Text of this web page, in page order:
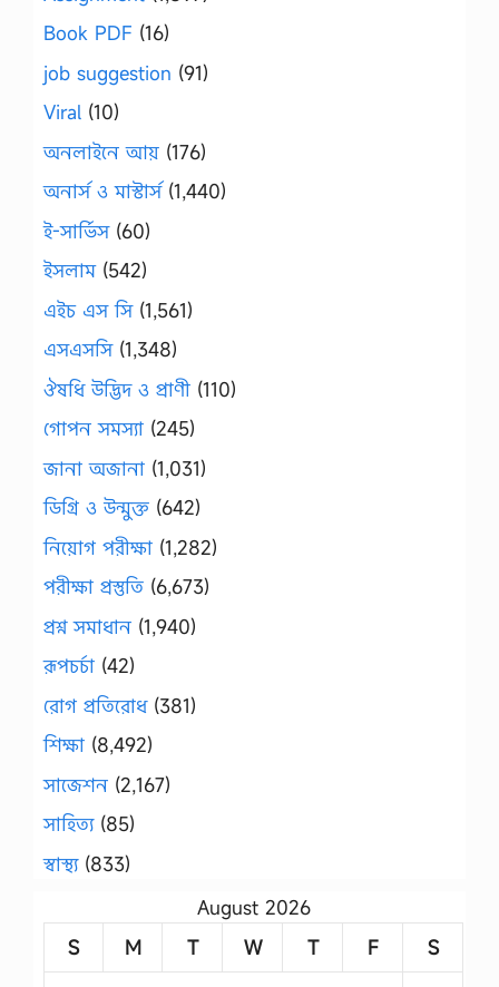
Book PDF (16)
job suggestion (91)
Viral (10)
অনলাইনে আয় (176)
অনার্স ও মাস্টার্স(1,440)
ই-সার্ভিস(60)
ইসলাম(542)
এইচ এস সি(1,561)
এসএসসি(1,348)
ঔষধি উদ্ভিদ ও প্রাণী (110)
গোপন সমস্যা (245)
জানা অজানা (1,031)
ডিগ্রি ও উন্মুক্ত (642)
নিয়োগ পরীক্ষা (1,282)
পরীক্ষা প্রস্তুতি (6,673)
প্রশ্ন সমাধান (1,940)
রূপচর্চা (42)
রোগ প্রতিরোধ(381)
শিক্ষা (8,492)
সাজেশন (2,167)
সাহিত্য(85)
স্বাস্থ্য(833)
August 2026
S
M T W T F
S